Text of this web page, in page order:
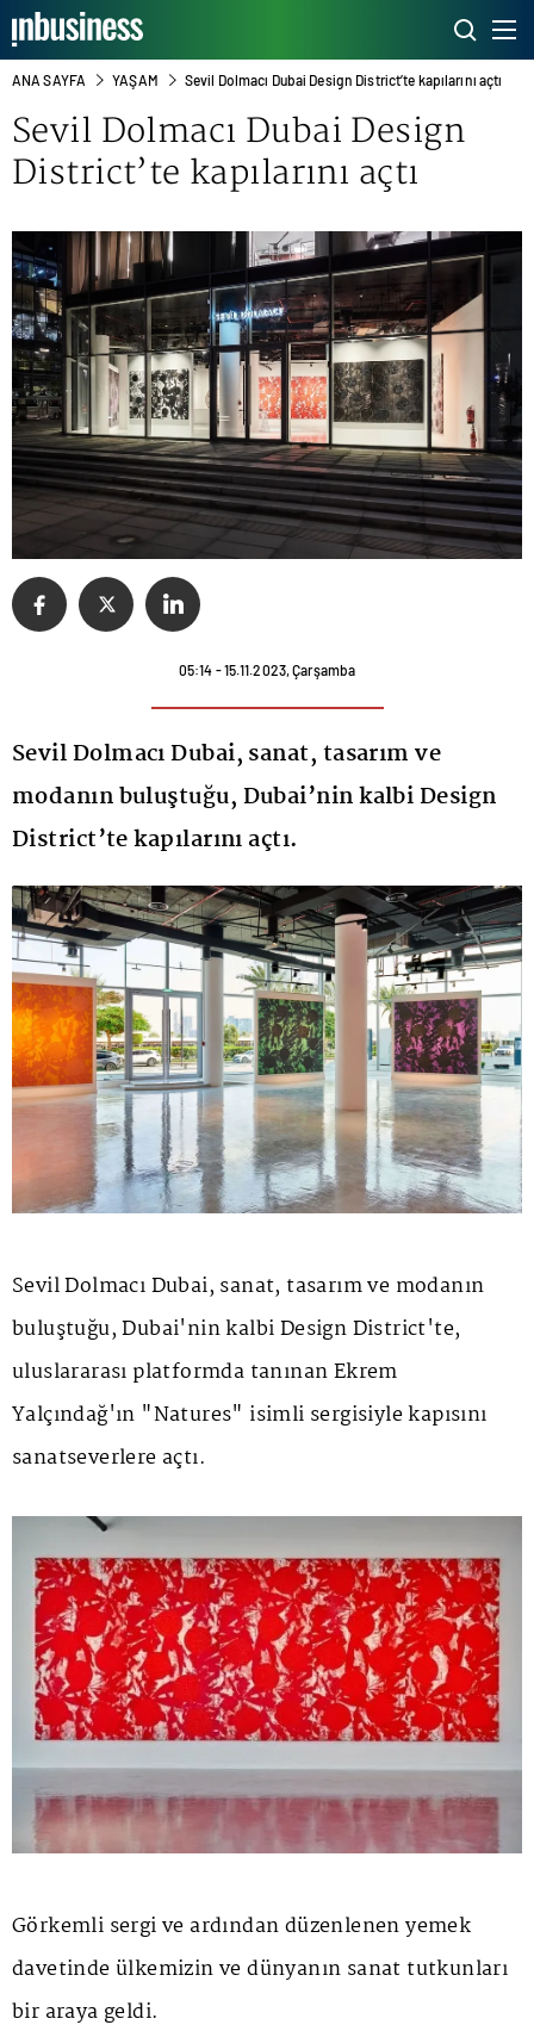
ANA SAYFA YAŞAM Sevil Dolmacı Dubai Design District’te kapılarını açtı
Sevil Dolmacı Dubai Design
District’te kapılarını açtı
05:14 - 15.11.2023, Çarşamba
Sevil Dolmacı Dubai, sanat, tasarım ve
modanın buluştuğu, Dubai’nin kalbi Design
District’te kapılarını açtı.
Sevil Dolmacı Dubai, sanat, tasarım ve modanın
buluştuğu, Dubai'nin kalbi Design District'te,
uluslararası platformda tanınan Ekrem
Yalçındağ'ın "Natures" isimli sergisiyle kapısını
sanatseverlere açtı.
Görkemli sergi ve ardından düzenlenen yemek
davetinde ülkemizin ve dünyanın sanat tutkunları
bir araya geldi.